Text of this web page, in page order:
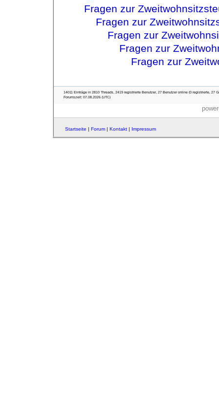
Fragen zur
Fragen zur
Fragen zur
Fragen zur
Fragen zur
14011 Einträge in 2810 Threads, 2419 registrierte Benutzer, 27 Benutzer online (0 registrierte, 27
Forumszeit: 07.08.2026 (UTC)
Startseite | Forum| Kontakt| Impressum